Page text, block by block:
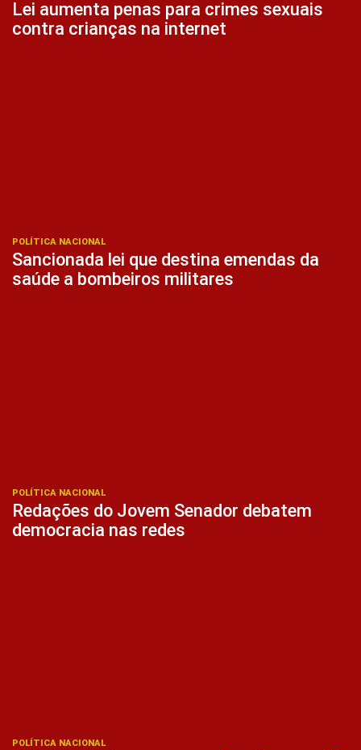
Lei aumenta penas para crimes sexuais
contra crianças na internet
POLÍTICA NACIONAL
Sancionada lei que destina emendas da
saúde a bombeiros militares
POLÍTICA NACIONAL
Redações do Jovem Senador debatem
democracia nas redes
POLÍTICA NACIONAL